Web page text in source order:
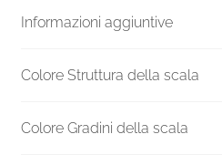
diametro
cm
Informazioni aggiuntive
Colore Struttura della scala
Colore Gradini della scala